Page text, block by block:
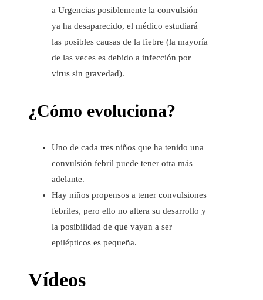
a Urgencias posiblemente la convulsión
ya ha desaparecido, el médico estudiará
las posibles causas de la fiebre (la mayoría
de las veces es debido a infección por
virus sin gravedad).
¿Cómo evoluciona?
Uno de cada tres niños que ha tenido una
convulsión febril puede tener otra más
adelante.
Hay niños propensos a tener convulsiones
febriles, pero ello no altera su desarrollo y
la posibilidad de que vayan a ser
epilépticos es pequeña.
Vídeos